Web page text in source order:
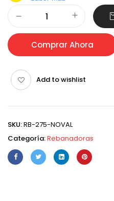
Comprar Ahora
Add to wishlist
SKU:RB-275-NOVAL
Categoría:Rebanadoras